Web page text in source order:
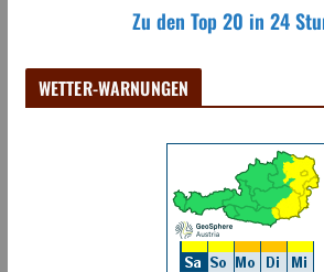
Zu den Top 20 in 24
WETTER-WARNUNGEN